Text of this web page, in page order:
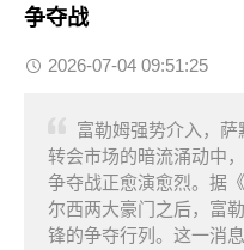
争夺战
2026-07-04 09:51:25
富勒姆强势介入，
转会市场的暗流涌动中
争夺战正愈演愈烈。据
尔西两大豪门之后，富
锋的争夺行列。这一消